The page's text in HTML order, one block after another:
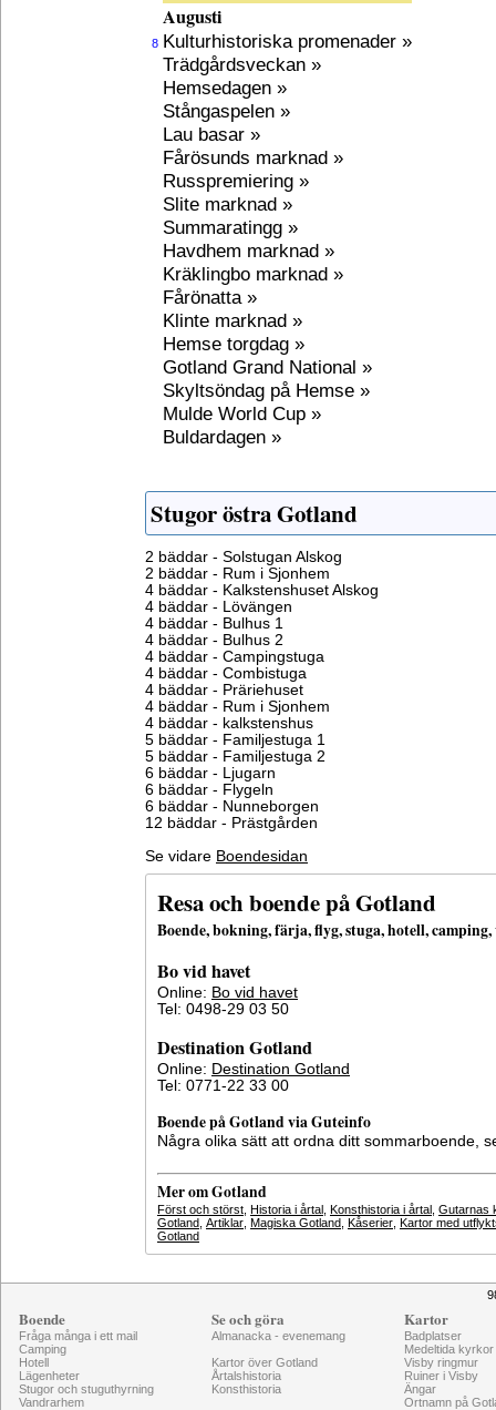
Augusti
8 Kulturhistoriska promenader »
Trädgårdsveckan »
Hemsedagen »
Stångaspelen »
Lau basar »
Fårösunds marknad »
Russpremiering »
Slite marknad »
Summaratingg »
Havdhem marknad »
Kräklingbo marknad »
Fårönatta »
Klinte marknad »
Hemse torgdag »
Gotland Grand National »
Skyltsöndag på Hemse »
Mulde World Cup »
Buldardagen »
Stugor östra Gotland
2 bäddar - Solstugan Alskog
2 bäddar - Rum i Sjonhem
4 bäddar - Kalkstenshuset Alskog
4 bäddar - Lövängen
4 bäddar - Bulhus 1
4 bäddar - Bulhus 2
4 bäddar - Campingstuga
4 bäddar - Combistuga
4 bäddar - Präriehuset
4 bäddar - Rum i Sjonhem
4 bäddar - kalkstenshus
5 bäddar - Familjestuga 1
5 bäddar - Familjestuga 2
6 bäddar - Ljugarn
6 bäddar - Flygeln
6 bäddar - Nunneborgen
12 bäddar - Prästgården
Se vidare Boendesidan
Resa och boende på Gotland
Boende, bokning, färja, flyg, stuga, hotell,
Bo vid havet
Online: Bo vid havet
Tel: 0498-29 03 50
Destination Gotland
Online: Destination Gotland
Tel: 0771-22 33 00
Boende på Gotland via Guteinfo
Några olika sätt att ordna ditt sommarboende,
Mer om Gotland
Först och störst Historia i årtal Konsthistoria i årtal Gutarnas
Gotland Artiklar Magiska Gotland Kåserier Kartor med
Gotland
Boende
Fråga många i ett mail
Camping
Hotell
Lägenheter
Stugor och stuguthyrning
Vandrarhem
Se och göra
Almanacka - evenemang
Kartor över Gotland
Årtalshistoria
Konsthistoria
Kartor
Badplatser
Medeltida kyrkor
Visby ringmur
Ruiner i Visby
Ängar
Ortnamn på